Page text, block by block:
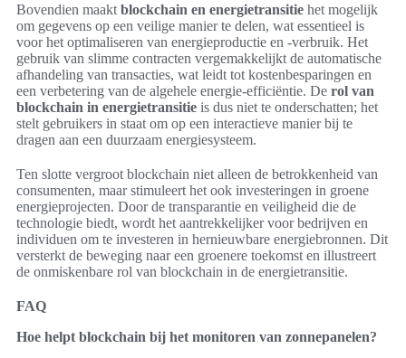
Bovendien maakt blockchain en energietransitie het mogelijk
om gegevens op een veilige manier te delen, wat essentieel is
voor het optimaliseren van energieproductie en -verbruik. Het
gebruik van slimme contracten vergemakkelijkt de automatische
afhandeling van transacties, wat leidt tot kostenbesparingen en
een verbetering van de algehele energie-efficiëntie. De rol van
blockchain in energietransitie is dus niet te onderschatten; het
stelt gebruikers in staat om op een interactieve manier bij te
dragen aan een duurzaam energiesysteem.
Ten slotte vergroot blockchain niet alleen de betrokkenheid van
consumenten, maar stimuleert het ook investeringen in groene
energieprojecten. Door de transparantie en veiligheid die de
technologie biedt, wordt het aantrekkelijker voor bedrijven en
individuen om te investeren in hernieuwbare energiebronnen. Dit
versterkt de beweging naar een groenere toekomst en illustreert
de onmiskenbare rol van blockchain in de energietransitie.
FAQ
Hoe helpt blockchain bij het monitoren van zonnepanelen?